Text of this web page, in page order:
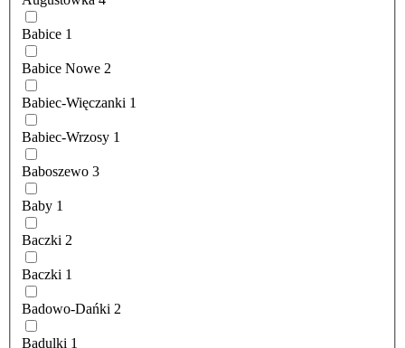
Babice 1
Babice Nowe 2
Babiec-Więczanki 1
Babiec-Wrzosy 1
Baboszewo 3
Baby 1
Baczki 2
Baczki 1
Badowo-Dańki 2
Badulki 1